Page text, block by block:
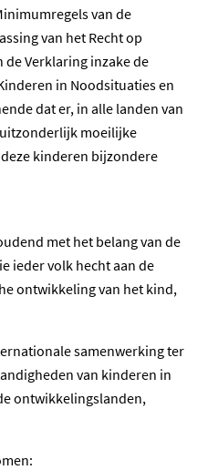
van de
van het Recht op
Verklaring inzake de
in Noodsituaties en
dat er, in alle landen van
moeilijke
kinderen bijzondere
met het belang van de
ieder volk hecht aan de
ontwikkeling van het kind,
samenwerking ter
van kinderen in
ontwikkelingslanden,